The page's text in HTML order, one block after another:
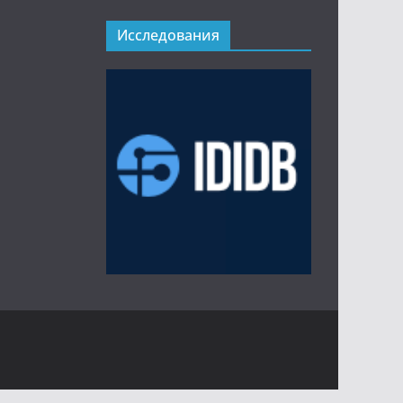
Исследования